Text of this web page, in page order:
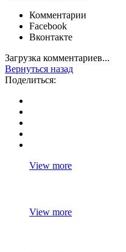
Комментарии
Facebook
Вконтакте
Загрузка комментариев...
Вернуться назад
Поделиться:
View more
View more